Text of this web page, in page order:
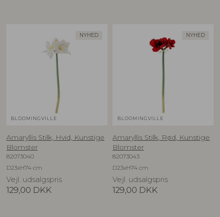
NYHED
BLOOMINGVILLE
Amaryllis Stilk, Hvid, Kunstige
Blomster
82073040
D23xH74 cm
Vejl. udsalgspris
129,00 DKK
NYHED
BLOOMINGVILLE
Amaryllis Stilk, Rød, Kunstige
Blomster
82073043
D23xH74 cm
Vejl. udsalgspris
129,00 DKK